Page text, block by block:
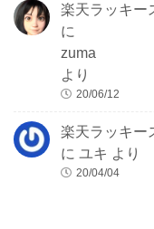
楽天ラッキー
に
zuma
より
20/06/12
楽天ラッキー
にユキ より
20/04/04